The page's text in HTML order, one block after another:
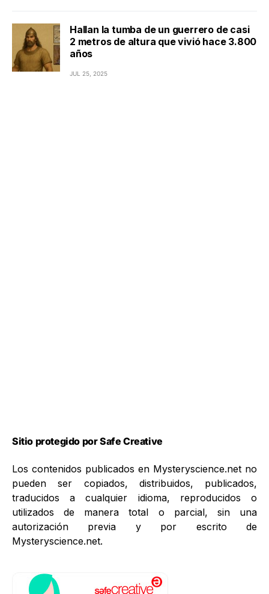
Hallan la tumba de un guerrero de casi
2 metros de altura que vivió hace 3.800
años
JUL 25, 2025
Sitio protegido por Safe Creative
Los contenidos publicados en Mysteryscience.net no
pueden ser copiados, distribuidos, publicados,
traducidos a cualquier idioma, reproducidos o
utilizados de manera total o parcial, sin una
autorización previa y por escrito de
Mysteryscience.net.